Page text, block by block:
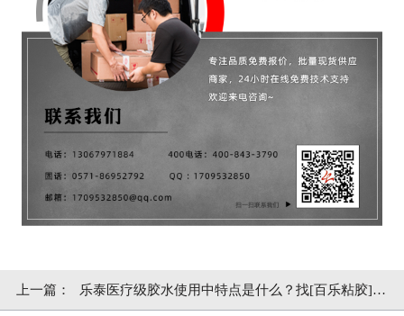
上一篇： 乐泰医疗级胶水使用中特点是什么？找[百乐粘胶]信